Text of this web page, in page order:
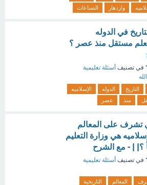
وازدهار الصناعات
في الدوله
كعلم مستقل منذ عصر ؟
في تصنيف أسئلة تعليمية
التاريخ الدوله
الإسلاميه
منذ عصر
تشرف على المعالم
هي وزارة التعليم
| - مع الشرح
في تصنيف أسئلة تعليمية
المعالم
التاريخية